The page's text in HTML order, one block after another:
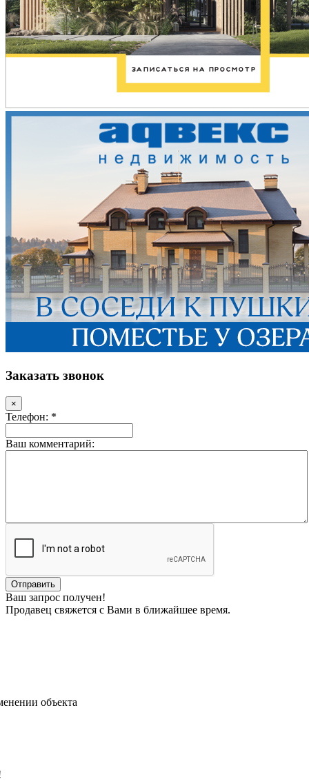
Заказать звонок
×
Телефон: *
Ваш комментарий:
Ваш запрос получен!
Продавец свяжется с Вами в ближайшее время.
объекта